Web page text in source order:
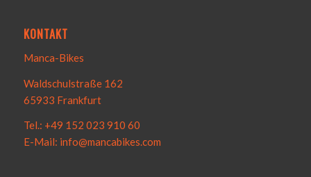
KONTAKT
Manca-Bikes
Waldschulstraße 162
65933 Frankfurt
Tel.: +49 152 023 910 60
E-Mail: info@mancabikes.com